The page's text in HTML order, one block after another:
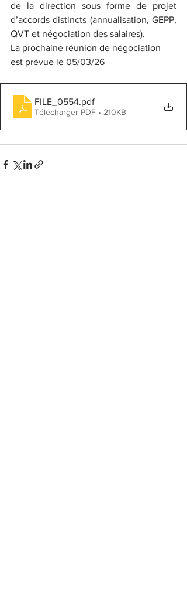
de la direction sous forme de projet
d’accords distincts (annualisation, GEPP,
QVT et négociation des salaires).
La prochaine réunion de négociation
est prévue le 05/03/26
FILE_0554.pdf
Télécharger PDF • 210KB